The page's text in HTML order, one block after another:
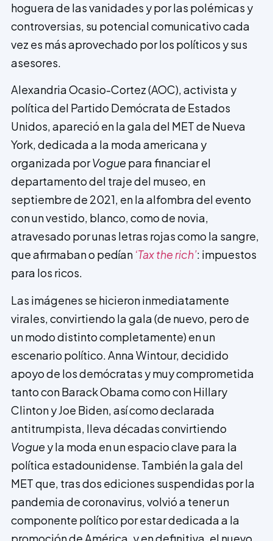
hoguera de las vanidades y por las polémicas y
controversias, su potencial comunicativo cada
vez es más aprovechado por los políticos y sus
asesores.
Alexandria Ocasio-Cortez (AOC), activista y
política del Partido Demócrata de Estados
Unidos, apareció en la gala del MET de Nueva
York, dedicada a la moda americana y
organizada porVoguepara financiar el
departamento del traje del museo, en
septiembre de 2021, en la alfombra del evento
con un vestido, blanco, como de novia,
atravesado por unas letras rojas como la sangre,
que afirmaban o pedían ‘Tax the rich’: i­mpuestos
para los ricos.
Las imágenes se hicieron inmediatamente
virales, convirtiendo la gala (de nuevo, pero de
un modo distinto completamente) en un
escenario político. Anna Wintour, decidido
apoyo de los demócratas y muy comprometida
tanto con Barack Obama como con Hillary
Clinton y Joe Biden, así como declarada
antitrumpista, lleva décadas convirtiendo
Voguey la moda en un espacio clave para la
política estadounidense. También la gala del
MET que, tras dos ediciones suspendidas por la
pandemia de coronavirus, volvió a tener un
componente político por estar dedicada a la
promoción de América, y en definitiva, el nuevo